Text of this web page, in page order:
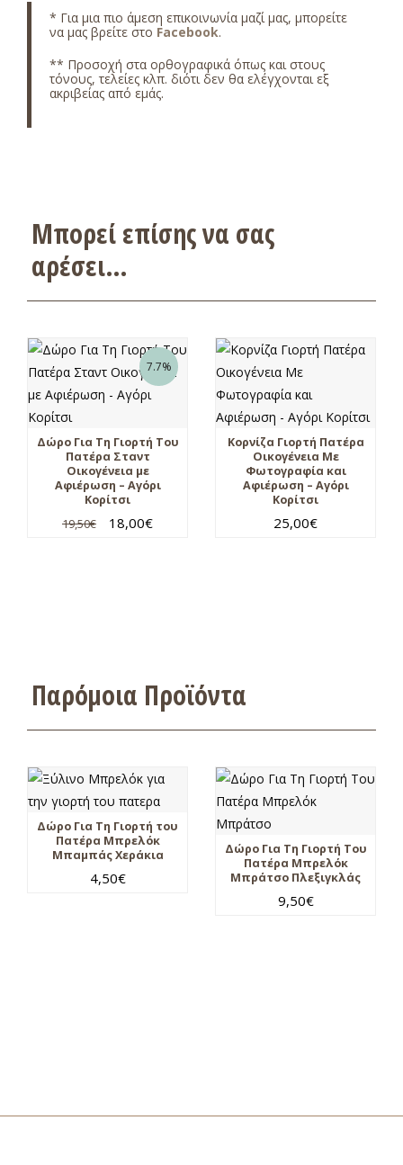
* Για μια πιο άμεση επικοινωνία μαζί μας, μπορείτε
να μας βρείτε στο Facebook.
** Προσοχή στα ορθογραφικά όπως και στους
τόνους, τελείες κλπ. διότι δεν θα ελέγχονται εξ
ακριβείας από εμάς.
Μπορεί επίσης να σας
αρέσει…
7.7%
Δώρο Για Τη Γιορτή Του
Πατέρα Σταντ
Οικογένεια με
Αφιέρωση – Αγόρι
Κορίτσι
19,50€ 18,00€
Κορνίζα Γιορτή Πατέρα
Οικογένεια Με
Φωτογραφία και
Αφιέρωση – Αγόρι
Κορίτσι
25,00€
Παρόμοια Προϊόντα
Δώρο Για Τη Γιορτή του
Πατέρα Μπρελόκ
Μπαμπάς Χεράκια
4,50€
Δώρο Για Τη Γιορτή Του
Πατέρα Μπρελόκ
Μπράτσο Πλεξιγκλάς
9,50€